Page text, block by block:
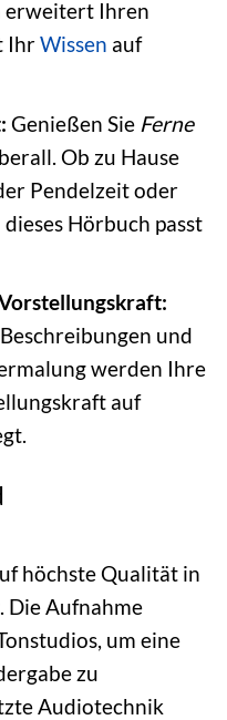
erweitert Ihren
IhrWissen auf
Genießen Sie Ferne
Ob zu Hause
Pendelzeit oder
Hörbuch passt
und
werden Ihre
auf
höchste Qualität in
Die Aufnahme
um eine
zu
Audiotechnik